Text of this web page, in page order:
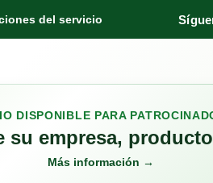
del servicio
DISPONIBLE PARA
su empresa,
Más información →